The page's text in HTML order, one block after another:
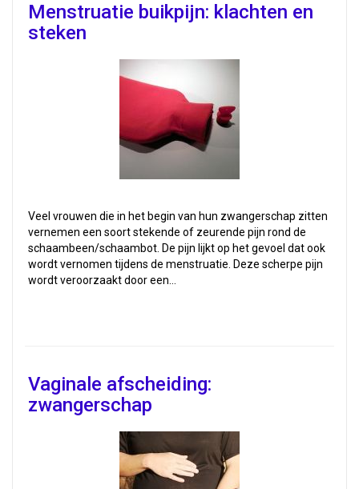
Menstruatie buikpijn: klachten en
steken
Veel vrouwen die in het begin van hun zwangerschap zitten
vernemen een soort stekende of zeurende pijn rond de
schaambeen/schaambot. De pijn lijkt op het gevoel dat ook
wordt vernomen tijdens de menstruatie. Deze scherpe pijn
wordt veroorzaakt door een…
Vaginale afscheiding:
zwangerschap